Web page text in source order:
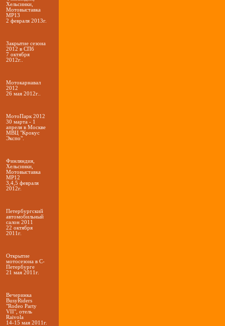
Хельсинки,
Мотовыставка
МР13
2 февраля 2013г.
Закрытие сезона
2012 в СПб
7 октября
2012г..
Мотокарнавал
2012
26 мая 2012г..
МотоПарк 2012
30 марта - 1
апреля в Москве
МВЦ "Крокус
Экспо".
Финляндия,
Хельсинки,
Мотовыставка
МР12
3,4,5 февраля
2012г.
Петербургский
автомобильный
салон 2011
22 октября
2011г.
Открытие
мотосезона в С-
Петербурге
21 мая 2011г.
Вечеринка
BusyRiders
"Rodeo Party
VII", отель
Raivola
14-15 мая 2011г.